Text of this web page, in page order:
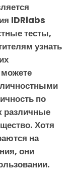
IDRlabs
тесты,
узнать
по
различные
Хотя
на
они